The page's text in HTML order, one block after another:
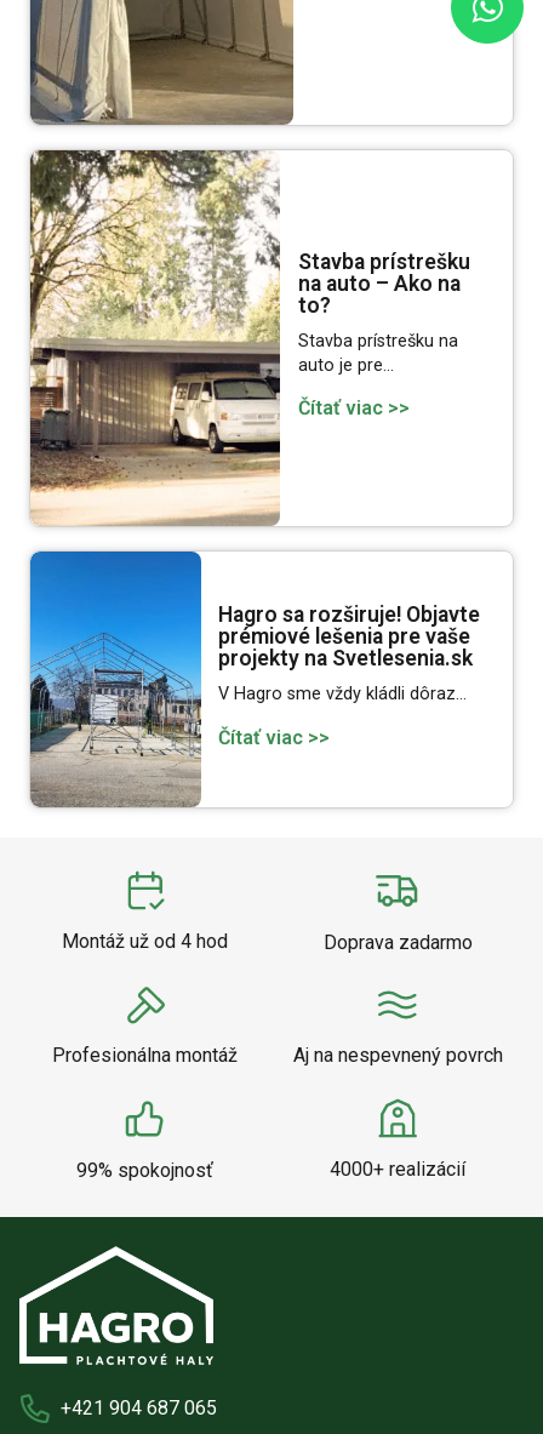
Stavba prístrešku
na auto – Ako na
to?
Stavba prístrešku na
auto je pre…
Čítať viac >>
Hagro sa rozširuje! Objavte
prémiové lešenia pre vaše
projekty na Svetlesenia.sk
V Hagro sme vždy kládli dôraz…
Čítať viac >>
Montáž už od 4 hod Doprava zadarmo
Profesionálna montáž Aj na nespevnený povrch
99% spokojnosť 4000+ realizácií
+421 904 687 065